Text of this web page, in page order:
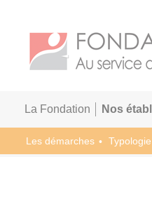
La Fondation Nos
Les démarches